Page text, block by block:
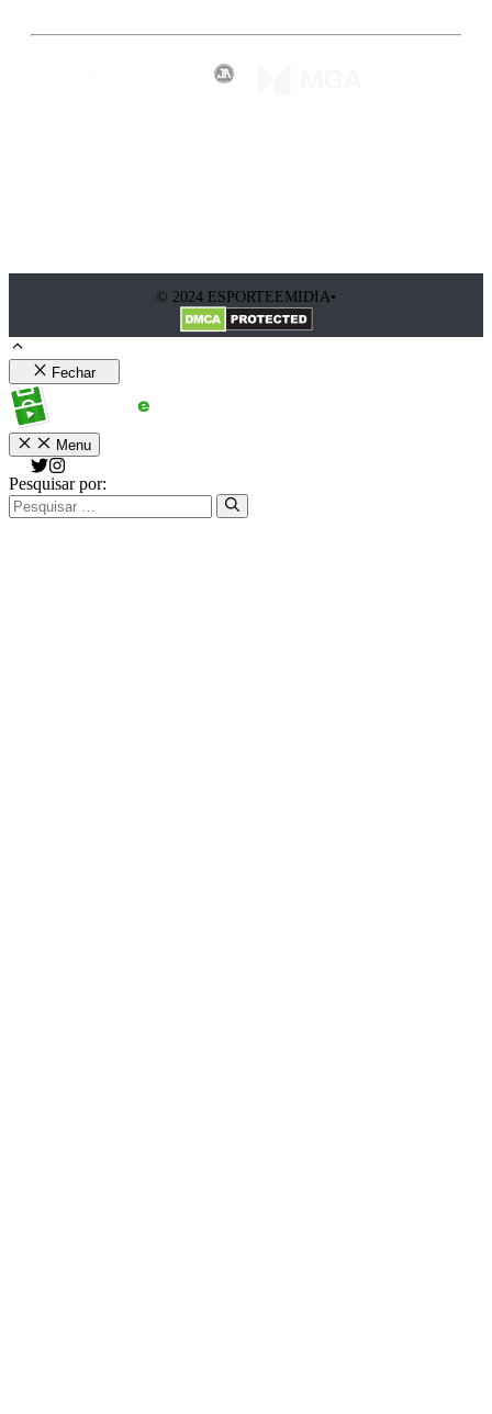
© 2024 ESPORTEEMIDIA•
Fechar
Menu
Pesquisar por: